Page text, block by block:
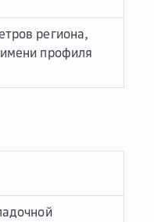
региона,
профиля